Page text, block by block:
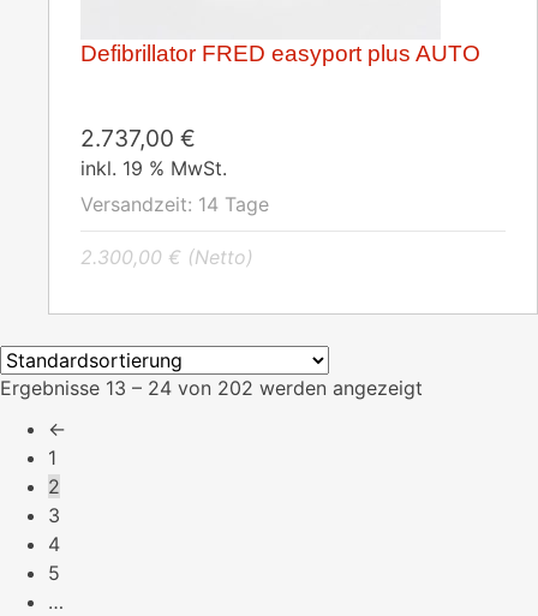
Defibrillator FRED easyport plus AUTO
2.737,00 €
inkl. 19 % MwSt.
Versandzeit: 14 Tage
2.300,00 € (Netto)
Ergebnisse 13 – 24 von 202 werden angezeigt
←
1
2
3
4
5
…